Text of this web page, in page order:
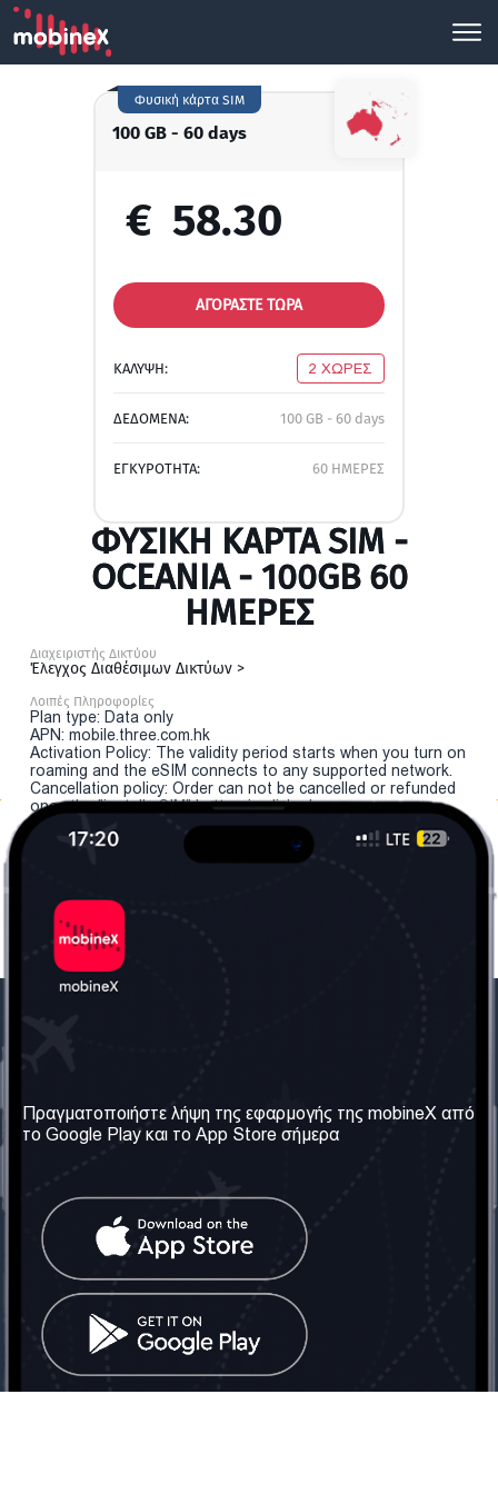
100 GB - 60 days
Φυσική κάρτα SIM
€ 58.30
ΑΓΟΡΑΣΤΕ ΤΩΡΑ
ΚΑΛΥΨΗ: 2 ΧΩΡΕΣ
ΔΕΔΟΜΕΝΑ: 100 GB - 60 days
ΕΓΚΥΡΟΤΗΤΑ: 60 ΗΜΕΡΕΣ
ΦΥΣΙΚΉ ΚΆΡΤΑ SIM -
OCEANIA - 100GB 60
ΗΜΕΡΕΣ
Διαχειριστής Δικτύου
Έλεγχος Διαθέσιμων Δικτύων >
Λοιπές Πληροφορίες
Plan type: Data only
APN: mobile.three.com.hk
Activation Policy: The validity period starts when you turn on
roaming and the eSIM connects to any supported network.
Cancellation policy: Order can not be cancelled or refunded
once the "install eSIM" button is clicked.
Σχετικά με εμάς
Οι Υπηρεσίες μας
Όροι & Προϋποθέσεις
Πολιτική Απορρήτου
Επικοινωνήστε μαζί μας
Ηνωμένο Βασίλειο: Λονδίνο
Τηλ: +442030340050
info@mobinex.com
Επικοινωνήστε μαζί μας
Κοινωνικά Δίκτυα
Πραγματοποιήστε λήψη της εφαρμογής της mobineX από
το Google Play και το App Store σήμερα